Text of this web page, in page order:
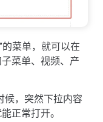
菜单，就可以在
菜单、视频、产
候，突然下拉内容
正常打开。